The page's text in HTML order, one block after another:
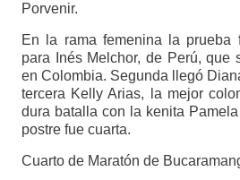
Porvenir.
En la rama femenina la prueba
para Inés Melchor, de Perú, que
en Colombia. Segunda llegó
tercera Kelly Arias, la mejor
dura batalla con la kenita
postre fue cuarta.
Cuarto de Maratón de